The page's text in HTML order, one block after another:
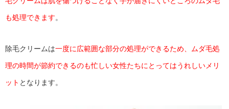
も処理できます。
除毛クリームは一度に広範囲な部分の処理ができるため、ムダ毛処
理の時間が節約できるのも忙しい女性たちにとってはうれしいメリ
ット となります。